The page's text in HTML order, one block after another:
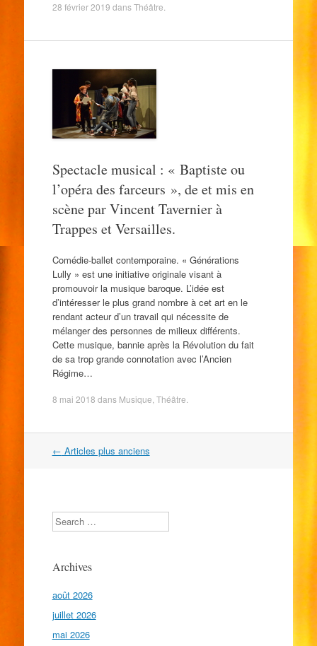
28 février 2019 dansThéâtre
Spectacle musical : « Baptiste ou
l’opéra des farceurs », de et mis en
scène par Vincent Tavernier à
Trappes et Versailles.
Comédie-ballet contemporaine. « Générations
Lully » est une initiative originale visant à
promouvoir la musique baroque. L’idée est
d’intéresser le plus grand nombre à cet art en le
rendant acteur d’un travail qui nécessite de
mélanger des personnes de milieux différents.
Cette musique, bannie après la Révolution du fait
de sa trop grande connotation avec l’Ancien
Régime…
8 mai 2018 dans Musique Théâtre
Navigation
← Articles plus anciens
Search
Archives
août 2026
juillet 2026
mai 2026